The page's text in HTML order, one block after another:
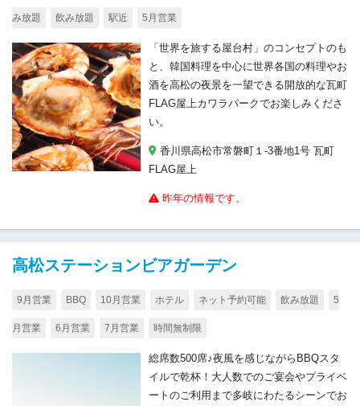
み放題 飲み放題 駅近 5月営業
「世界を旅する屋台村」のコンセプトのも
と、韓国料理を中心に世界各国の料理やお
酒を高松の夜景を一望できる開放的な瓦町
FLAG屋上カワラパークでお楽しみくださ
い。
香川県高松市常磐町１-3番地1号 瓦町
FLAG屋上
昨年の情報です。
高松ステーションビアガーデン
9月営業 BBQ 10月営業 ホテル ネット予約可能 飲み放題 5
月営業 6月営業 7月営業 時間無制限
総席数500席♪夜風を感じながらBBQスタ
イルで乾杯！大人数でのご宴会やプライベ
ートのご利用まで多岐にわたるシーンでお